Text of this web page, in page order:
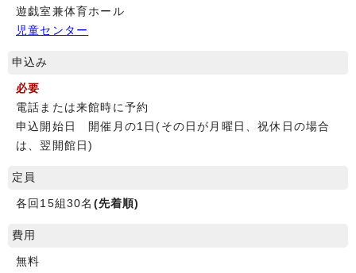
遊戯室兼体育ホール
児童センター
申込み
必要
電話または来館時に予約
申込開始日 開催月の1日(その日が月曜日、祝休日の場合
は、翌開館日)
定員
各回15組30名 (先着順)
費用
無料